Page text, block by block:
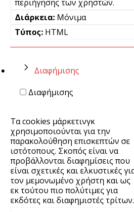
περιήγησης των χρηστών.
Μόνιμα
HTML
Διαφήμισης
Διαφήμισης
Τα cookies μάρκετινγκ
χρησιμοποιούνται για την
παρακολούθηση επισκεπτών σε
ιστότοπους. Σκοπός είναι να
προβάλλονται διαφημίσεις που
είναι σχετικές και ελκυστικές
τον μεμονωμένο χρήστη και ως
εκ τούτου πιο πολύτιμες για
εκδότες και διαφημιστές τρίτων.